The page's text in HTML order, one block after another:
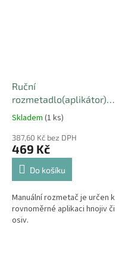
Ruční
rozmetadlo(aplikátor)
hnojiv a travního osení 2,7l
Skladem (1 ks)
387,60 Kč bez DPH
469 Kč
Do košíku
Manuální rozmetač je určen k
rovnoměrné aplikaci hnojiv či
osiv.